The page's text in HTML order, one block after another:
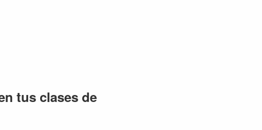
tus clases de